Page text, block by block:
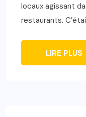
locaux agissant
restaurants.
LIRE PLUS